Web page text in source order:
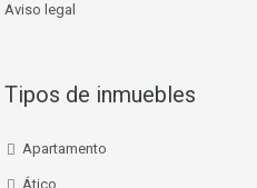
Aviso legal
Tipos de inmuebles
Apartamento
Ático